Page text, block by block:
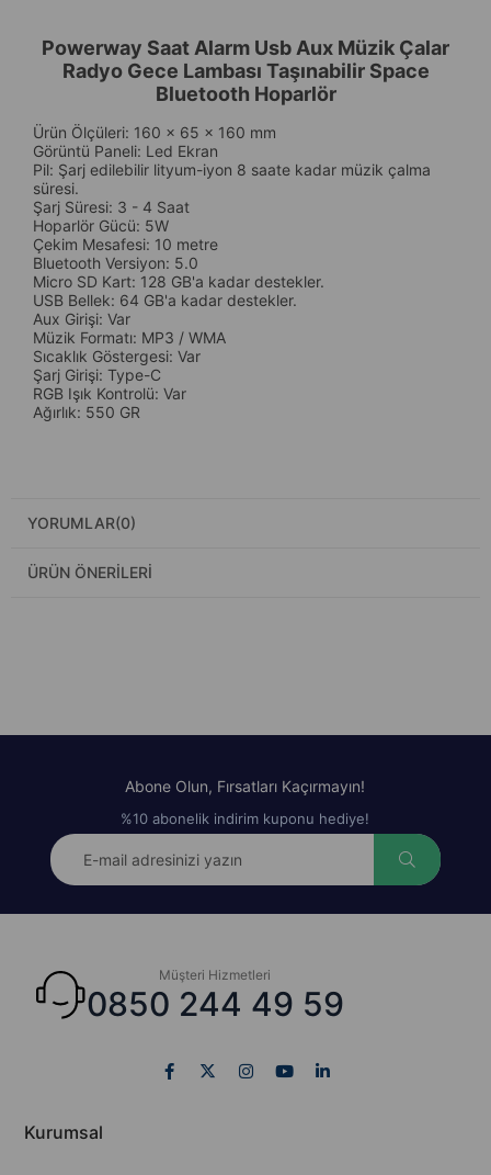
Powerway Saat Alarm Usb Aux Müzik Çalar
Radyo Gece Lambası Taşınabilir Space
Bluetooth Hoparlör
Ürün Ölçüleri: 160 x 65 x 160 mm
Görüntü Paneli: Led Ekran
Pil: Şarj edilebilir lityum-iyon 8 saate kadar müzik çalma
süresi.
Şarj Süresi: 3 - 4 Saat
Hoparlör Gücü: 5W
Çekim Mesafesi: 10 metre
Bluetooth Versiyon: 5.0
Micro SD Kart: 128 GB'a kadar destekler.
USB Bellek: 64 GB'a kadar destekler.
Aux Girişi: Var
Müzik Formatı: MP3 / WMA
Sıcaklık Göstergesi: Var
Şarj Girişi: Type-C
RGB Işık Kontrolü: Var
Ağırlık: 550 GR
YORUMLAR(0)
ÜRÜN ÖNERILERI
Abone Olun, Fırsatları Kaçırmayın!
%10 abonelik indirim kuponu hediye!
Müşteri Hizmetleri
0850 244 49 59
Kurumsal